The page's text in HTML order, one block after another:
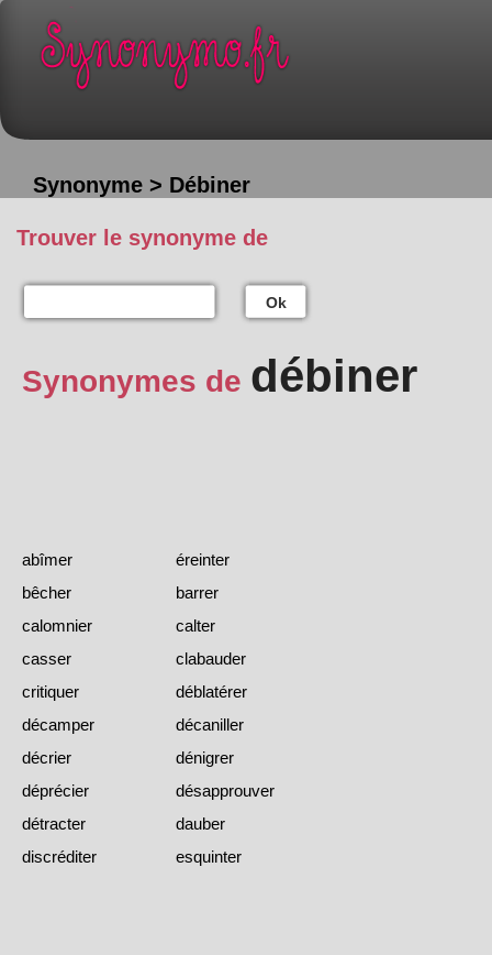
Synonyme > Débiner
Trouver le synonyme de
Ok
Synonymes de débiner
abîmer
éreinter
bêcher
barrer
calomnier
calter
casser
clabauder
critiquer
déblatérer
décamper
décaniller
décrier
dénigrer
déprécier
désapprouver
détracter
dauber
discréditer
esquinter